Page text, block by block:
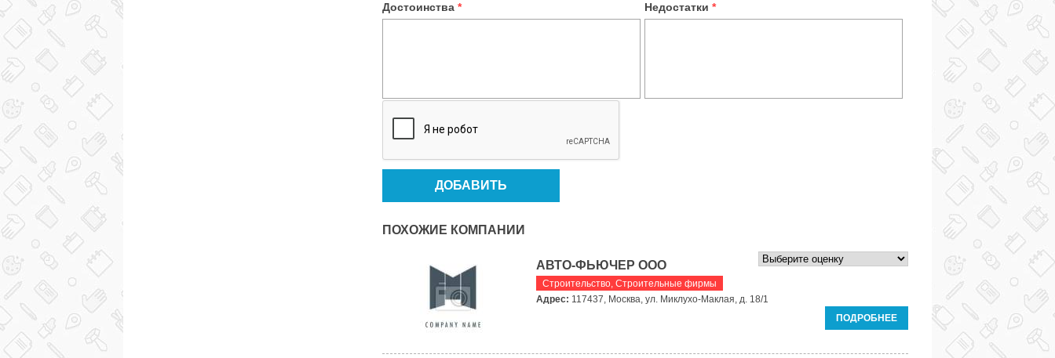
Достоинства * Недостатки *
ПОХОЖИЕ КОМПАНИИ
АВТО-ФЬЮЧЕР ООО
Строительство, Строительные фирмы
Адрес: 117437, Москва, ул. Миклухо-Маклая, д. 18/1
ПОДРОБНЕЕ